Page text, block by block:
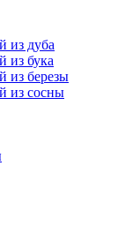
из дуба
из бука
из березы
из сосны